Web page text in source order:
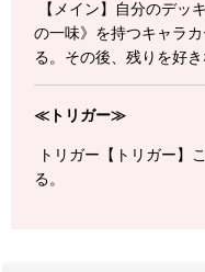
【メイン】自分のデッ
の一味》を持つキャラ
る。その後、残りを好
≪トリガー≫
トリガー【トリガー】
る。